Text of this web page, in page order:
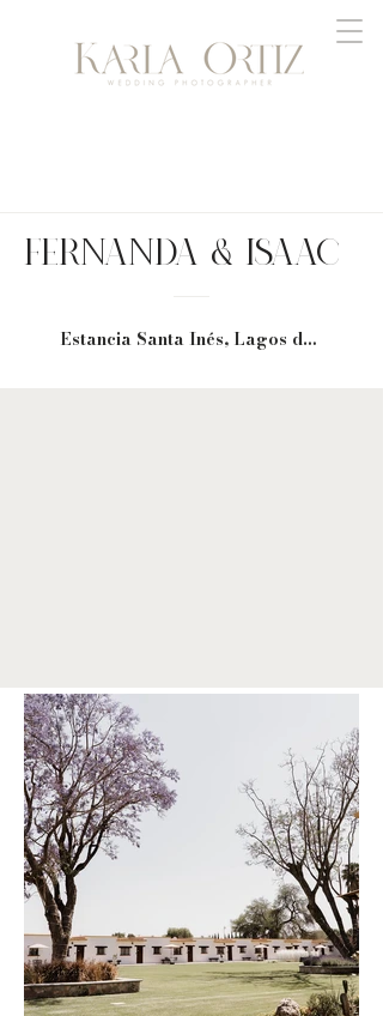
FERNANDA & ISAAC
Estancia Santa Inés, Lagos de Moreno